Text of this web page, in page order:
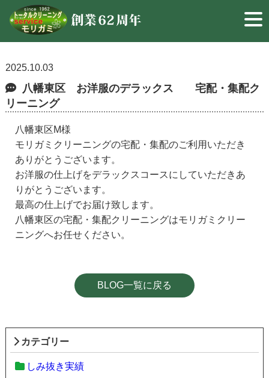
2025.10.03
八幡東区 お洋服のデラックス 宅配・集配ク
リーニング
八幡東区M様
モリガミクリーニングの宅配・集配のご利用いただき
ありがとうございます。
お洋服の仕上げをデラックスコースにしていただきあ
りがとうございます。
最高の仕上げでお届け致します。
八幡東区の宅配・集配クリーニングはモリガミクリー
ニングへお任せください。
BLOG一覧に戻る
カテゴリー
しみ抜き実績